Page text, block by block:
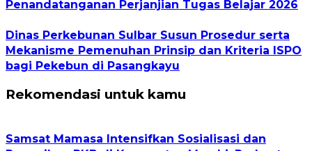
Penandatanganan Perjanjian Tugas Belajar 2026
Dinas Perkebunan Sulbar Susun Prosedur serta
Mekanisme Pemenuhan Prinsip dan Kriteria ISPO
bagi Pekebun di Pasangkayu
Rekomendasi untuk kamu
Samsat Mamasa Intensifkan Sosialisasi dan